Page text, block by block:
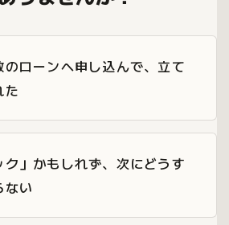
のローンへ申し込んで、立て
た
ク」かもしれず、次にどうす
ない